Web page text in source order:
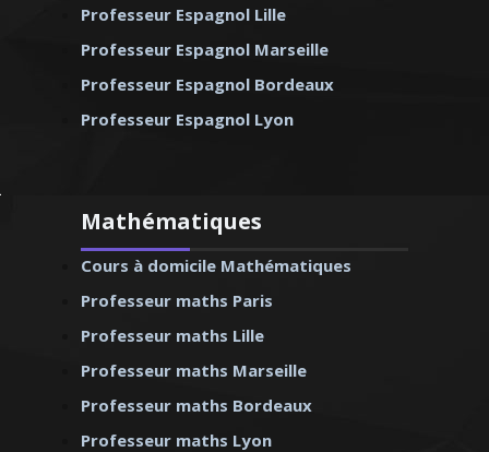
Professeur Espagnol Lille
Professeur Espagnol Marseille
Professeur Espagnol Bordeaux
Professeur Espagnol Lyon
Mathématiques
Cours à domicile Mathématiques
Professeur maths Paris
Professeur maths Lille
Professeur maths Marseille
Professeur maths Bordeaux
Professeur maths Lyon